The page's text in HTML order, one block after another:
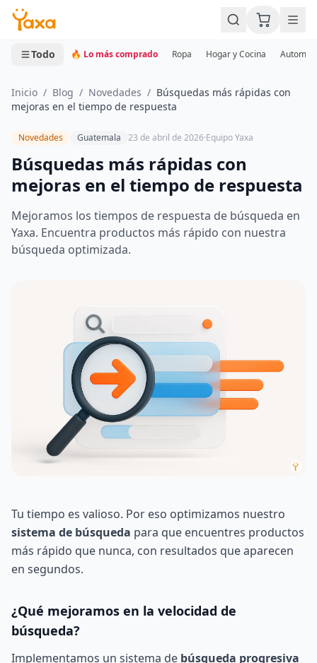
MINI CARRITO
0 productos
Todo 🔥 Lo más comprado Ropa Hogar y Cocina
Inicio / Blog / Novedades / Búsquedas más rápidas con
mejoras en el tiempo de respuesta
Novedades Guatemala 23 de abril de 2026·Equipo Yaxa
Búsquedas más rápidas con
mejoras en el tiempo de respuesta
Mejoramos los tiempos de respuesta de búsqueda en
Yaxa. Encuentra productos más rápido con nuestra
búsqueda optimizada.
Tu tiempo es valioso. Por eso optimizamos nuestro
sistema de búsqueda para que encuentres productos
más rápido que nunca, con resultados que aparecen
en segundos.
¿Qué mejoramos en la velocidad de
búsqueda?
Implementamos un sistema de búsqueda progresiva